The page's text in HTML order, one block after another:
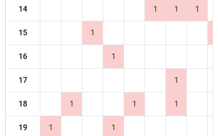
14 1 1 1
15 1
16 1
17 1
18 1 1 1
19 1 1